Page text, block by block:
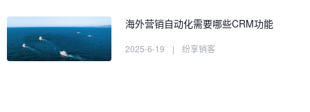
海外营销自动化需要哪些CRM功能
2025-6-19 | 纷享销客